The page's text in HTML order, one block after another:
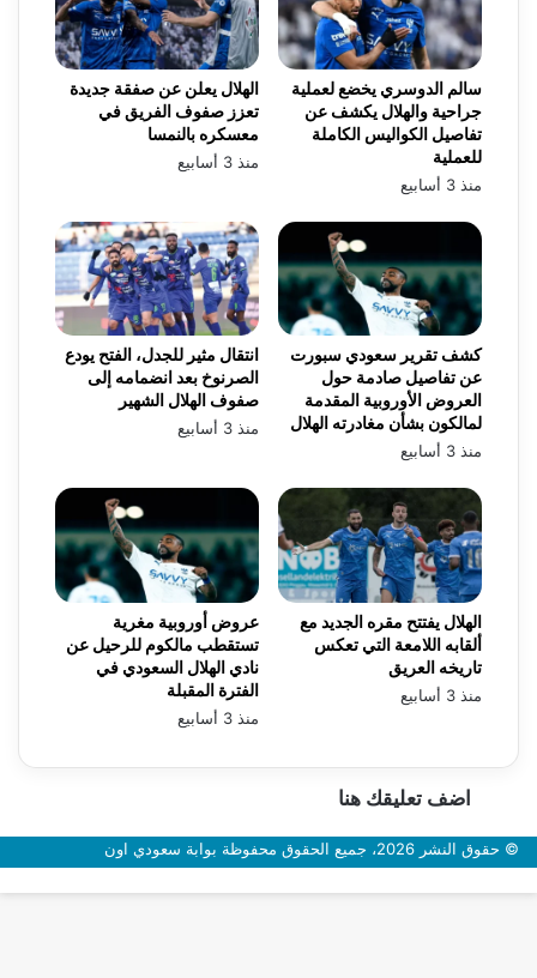
الهلال يعلن عن صفقة جديدة
تعزز صفوف الفريق في
معسكره بالنمسا
منذ 3 أسابيع
سالم الدوسري يخضع لعملية
جراحية والهلال يكشف عن
تفاصيل الكواليس الكاملة
للعملية
منذ 3 أسابيع
انتقال مثير للجدل، الفتح يودع
الصرنوخ بعد انضمامه إلى
صفوف الهلال الشهير
منذ 3 أسابيع
كشف تقرير سعودي سبورت
عن تفاصيل صادمة حول
العروض الأوروبية المقدمة
لمالكون بشأن مغادرته الهلال
منذ 3 أسابيع
عروض أوروبية مغرية
تستقطب مالكوم للرحيل عن
نادي الهلال السعودي في
الفترة المقبلة
منذ 3 أسابيع
الهلال يفتتح مقره الجديد مع
ألقابه اللامعة التي تعكس
تاريخه العريق
منذ 3 أسابيع
اضف تعليقك هنا
© حقوق النشر 2026، جميع الحقوق محفوظة بوابة سعودي اون